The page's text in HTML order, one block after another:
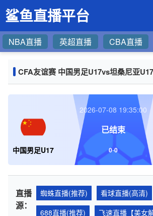
鲨鱼直播平台
NBA直播 英超直播 CBA直播
CFA友谊赛 中国男足U17vs坦桑尼亚
中国男足U17
2026-07-08 19:35:00
已结束
0-0
直播
源：
蜘蛛直播(推荐)
看球直播(高清)
688直播(推荐)
飞速直播【美女